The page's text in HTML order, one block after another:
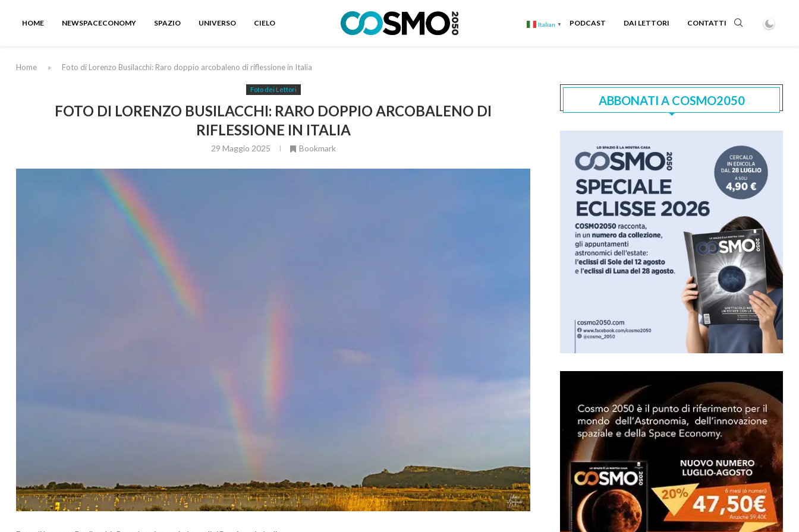
HOME NEWSPACECONOMY SPAZIO UNIVERSO CIELO Italian ▼ PODCAST DAI LETTORI CONTATTI
Home » Foto di Lorenzo Busilacchi: Raro doppio arcobaleno di riflessione in Italia
Foto dei Lettori
FOTO DI LORENZO BUSILACCHI: RARO DOPPIO ARCOBALENO DI
RIFLESSIONE IN ITALIA
29 Maggio 2025 Bookmark
ABBONATI A COSMO2050